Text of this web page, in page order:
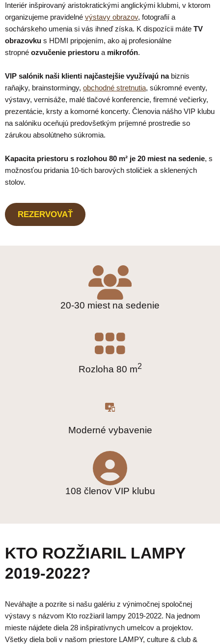
Interiér inšpirovaný aristokratickými anglickými klubmi, v ktorom
organizujeme pravidelné výstavy obrazov, fotografií a
sochárskeho umenia si vás ihneď získa. K dispozícii máte TV
obrazovku s HDMI pripojením, ako aj profesionálne
stropné ozvučenie priestoru a mikrofón.
VIP salónik naši klienti najčastejšie využívajú nabiznis
raňajky, brainstormingy, obchodné stretnutia, súkromné eventy,
výstavy, vernisáže, malé tlačové konferencie, firemné večierky,
prezentácie, krsty a komorné koncerty. Členovia nášho VIP klubu
na salóniku oceňujú predovšetkým príjemné prostredie so
zárukou absolútneho súkromia.
Kapacita priestoru s rozlohou 80 m² je 20 miest na sedenie, s
možnosťou pridania 10-tich barových stoličiek a sklenených
stolov.
REZERVOVAŤ
20-30 miest na sedenie
Rozloha 80 m2
Moderné vybavenie
108 členov VIP klubu
KTO ROZŽIARIL LAMPY
2019-2022?
Neváhajte a pozrite si našu galériu z výnimočnej spoločnej
výstavy s názvom Kto rozžiaril lampy 2019-2022. Na jednom
mieste nájdete diela 28 inšpiratívnych umelcov a projektov.
Všetky diela boli v našom priestore LAMPY, culture & club &